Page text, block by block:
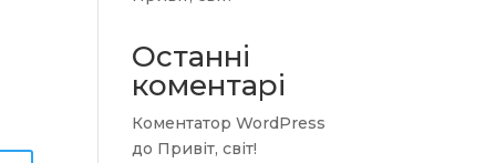
Останні
коментарі
Коментатор WordPress
до Привіт, світ!